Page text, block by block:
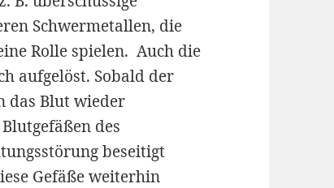
Schwermetallen, die
Rolle spielen. Auch die
aufgelöst. Sobald der
das Blut wieder
des
beseitigt
Gefäße weiterhin